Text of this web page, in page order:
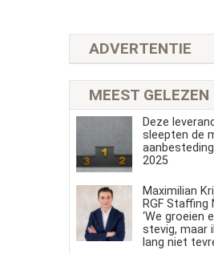
ADVERTENTIE
MEEST GELEZEN
Deze
sleepten de
2025
Maximilian
RGF Staffing
‘We groeien
stevig, maar
lang niet